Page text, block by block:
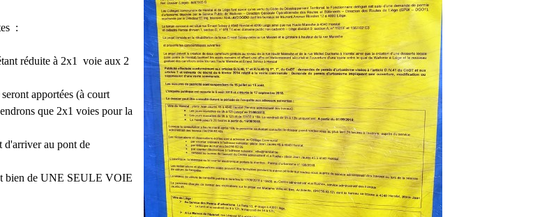
:
réduite à 2x1 voie aux 2
apportées (à court
que 2x1 voies pour la
au pont de
bien de UNE SEULE VOIE